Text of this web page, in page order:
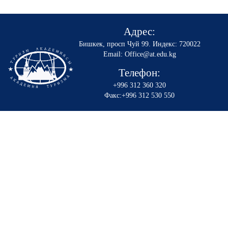
Адрес:
Бишкек, просп Чуй 99. Индекс: 720022
Email: Office@at.edu.kg
Телефон:
+996 312 360 320
Факс:+996 312 530 550